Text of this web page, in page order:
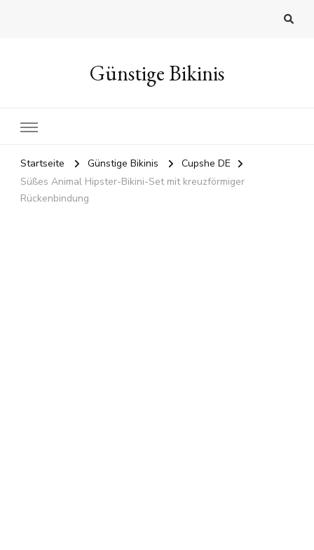
Günstige Bikinis
Startseite Günstige Bikinis
Cupshe DE
Süßes Animal Hipster-Bikini-Set mit kreuzförmiger
Rückenbindung